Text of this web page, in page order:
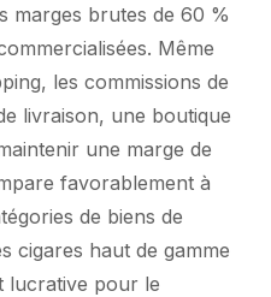
marges brutes de 60 %
Même
les commissions de
livraison, une boutique
une marge de
favorablement à
de biens de
cigares haut de gamme
lucrative pour le